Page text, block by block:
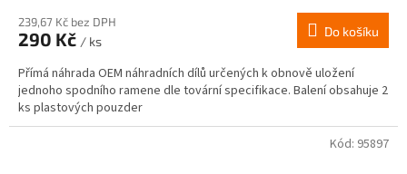
239,67 Kč bez DPH
290 Kč / ks
Do košíku
Přímá náhrada OEM náhradních dílů určených k obnově uložení
jednoho spodního ramene dle tovární specifikace. Balení obsahuje 2
ks plastových pouzder
Kód: 95897